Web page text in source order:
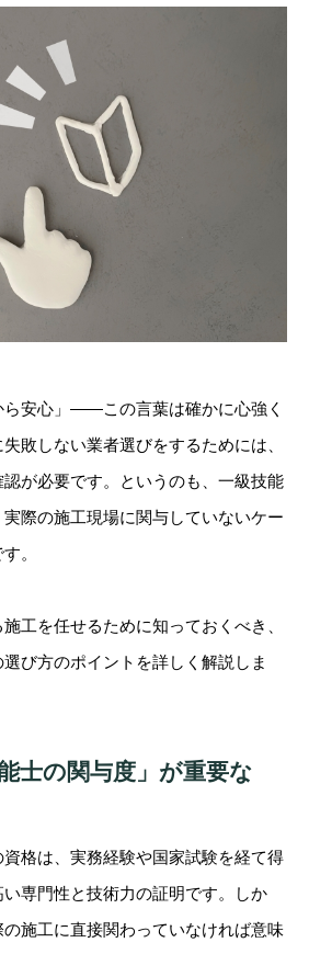
ら安心」——この言葉は確かに心強く
敗しない業者選びをするためには、
が必要です。というのも、一級技能
際の施工現場に関与していないケー
。
工を任せるために知っておくべき、
び方のポイントを詳しく解説しま
士の関与度」が重要な
格は、実務経験や国家試験を経て得
専門性と技術力の証明です。しか
施工に直接関わっていなければ意味